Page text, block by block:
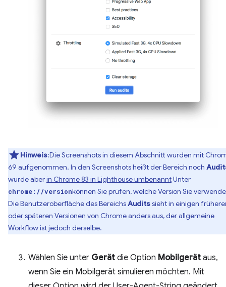
Hinweis:Die Screenshots in diesem Abschnitt wurden mit
69 aufgenommen. In den Screenshots heißt der Bereich noch
wurde aberin Chrome 83 in Lighthouse umbenanntUnter
chrome://versionkönnen Sie prüfen, welche Version Sie
Die Benutzeroberfläche des BereichsAuditssieht in einigen
oder späteren Versionen von Chrome anders aus, der allgemeine
Workflow ist jedoch derselbe.
Wählen Sie unter Gerät die Option Mobilgerät aus,
wenn Sie ein Mobilgerät simulieren möchten. Mit